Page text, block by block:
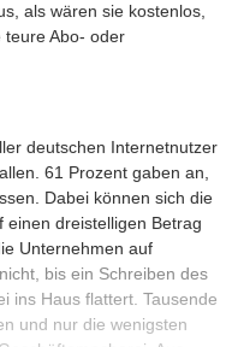
als wären sie kostenlos,
teure Abo- oder
deutschen Internetnutzer
61 Prozent gaben an,
Dabei können sich die
einen dreistelligen Betrag
Unternehmen auf
bis ein Schreiben des
ins Haus flattert. Tausende
und nur die wenigsten